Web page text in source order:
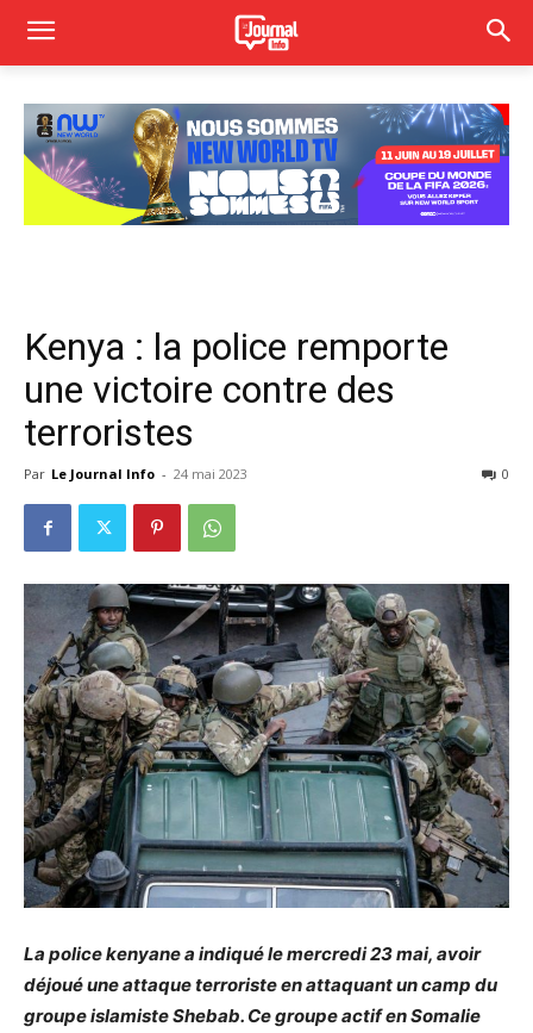
Kenya : la police remporte
une victoire contre des
terroristes
Par Le Journal Info - 24 mai 2023 0
La police kenyane a indiqué le mercredi 23 mai, avoir
déjoué une attaque terroriste en attaquant un camp du
groupe islamiste Shebab. Ce groupe actif en Somalie